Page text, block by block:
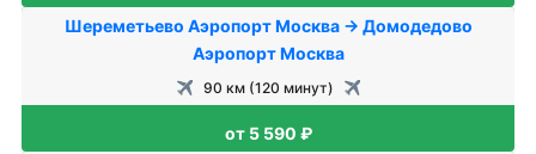
Шереметьево Аэропорт Москва → Домодедово
Аэропорт Москва
90 км (120 минут)
от 5 590 ₽